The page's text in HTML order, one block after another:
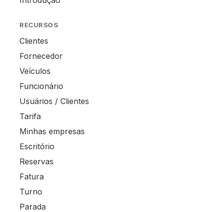
RECURSOS
Clientes
Fornecedor
Veículos
Funcionário
Usuários / Clientes
Tarifa
Minhas empresas
Escritório
Reservas
Fatura
Turno
Parada